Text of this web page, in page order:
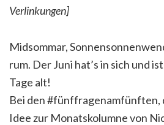
Verlinkungen]
Midsommar,
rum. Der Juni hat’s in sich und
Tage alt!
Bei den #fünffragenamfünften,
Idee zur Monatskolumne von